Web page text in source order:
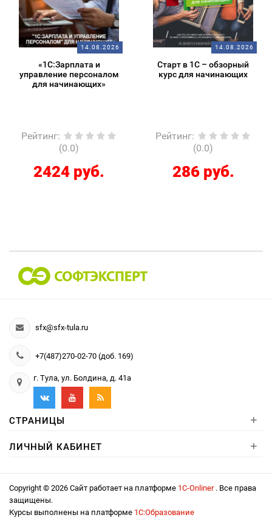
14.08.2026
«1С:Зарплата и
управление персоналом
для начинающих»
Рейтинг:
(0.0)
2424 руб.
14.08.2026
Старт в 1С – обзорный
курс для начинающих
Рейтинг:
(0.0)
286 руб.
sfx@sfx-tula.ru
+7(487)270-02-70 (доб. 169)
г. Тула, ул. Болдина, д. 41а
СТРАНИЦЫ +
ЛИЧНЫЙ КАБИНЕТ +
Copyright © 2026 Сайт работает на платформе 1С-Onliner . Все права
защищены.
Курсы выполнены на платформе 1С:Образование